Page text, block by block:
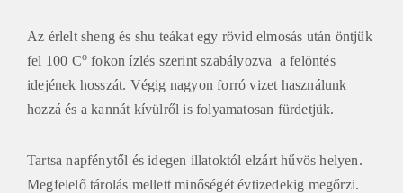
Az érlelt sheng és shu teákat egy rövid elmosás után öntjük
fel 100 Co fokon ízlés szerint szabályozva a felöntés
idejének hosszát. Végig nagyon forró vizet használunk
hozzá és a kannát kívülről is folyamatosan fürdetjük.
Tartsa napfénytől és idegen illatoktól elzárt hűvös helyen.
Megfelelő tárolás mellett minőségét évtizedekig megőrzi.